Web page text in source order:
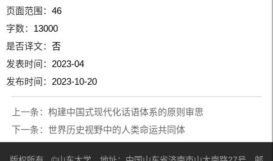
页面范围：46
字数： 13000
是否译文：否
发表时间： 2023-04
发布时间： 2023-10-20
上一条： 构建中国式现代化话语体系的原则审思
下一条： 世界历史视野中的人类命运共同体